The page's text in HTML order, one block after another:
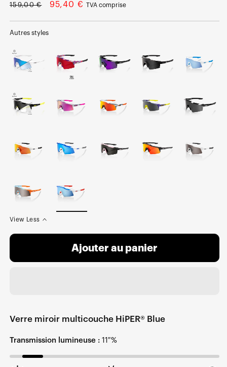
Prix
159,00 €
Prix
95,40 € TVA comprise
Autres styles
View Less
Ajouter au panier
Verre miroir multicouche HiPER® Blue
Transmission lumineuse : 11 %